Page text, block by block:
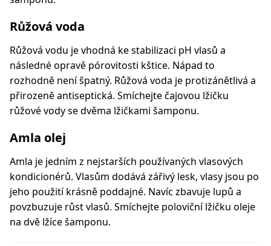
Růžová voda
Růžová vodu je vhodná ke stabilizaci pH vlasů a
následné opravě pórovitosti kštice. Nápad to
rozhodně není špatný. Růžová voda je protizánětlivá a
přirozeně antiseptická. Smíchejte čajovou lžičku
růžové vody se dvěma lžičkami šamponu.
Amla olej
Amla je jedním z nejstarších používaných vlasových
kondicionérů. Vlasům dodává zářivý lesk, vlasy jsou po
jeho použití krásně poddajné. Navíc zbavuje lupů a
povzbuzuje růst vlasů. Smíchejte poloviční lžičku oleje
na dvě lžíce šamponu.